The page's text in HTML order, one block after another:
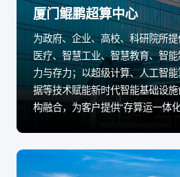
厦门鲲鹏超算中心
为政府、企业、高校、科研院所
医疗、智慧工业、智慧教育、智
力与存力；以超级计算、人工智
据等技术赋能新时代智能基础设
构融合，为客户提供“存算运一体化